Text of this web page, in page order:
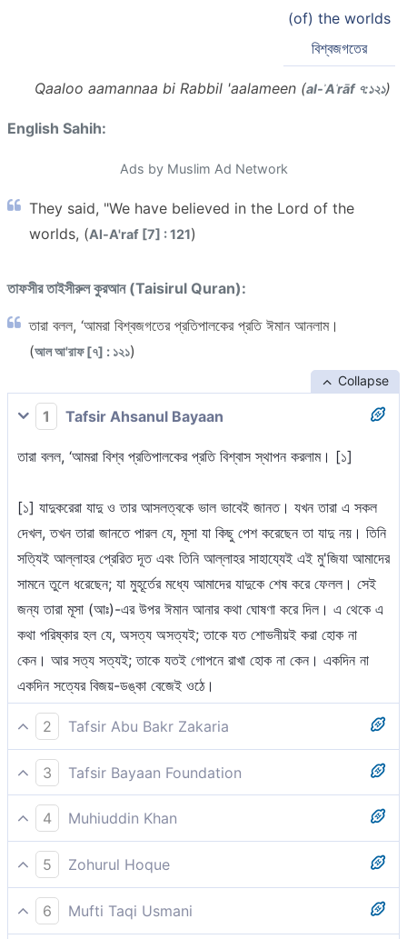
(of) the worlds
বিশ্বজগতের
Qaaloo aamannaa bi Rabbil 'aalameen (al-ʾAʿrāf ৭:১২১)
English Sahih:
Ads by Muslim Ad Network
They said, "We have believed in the Lord of the
worlds, (Al-A'raf [7] : 121)
তাফসীর তাইসীরুল কুরআন (Taisirul Quran):
তারা বলল, ‘আমরা বিশ্বজগতের প্রতিপালকের প্রতি ঈমান আনলাম।
(আল আ'রাফ [৭] : ১২১)
Collapse
1 Tafsir Ahsanul Bayaan
তারা বলল, ‘আমরা বিশ্ব প্রতিপালকের প্রতি বিশ্বাস স্থাপন করলাম। [১]
[১] যাদুকরেরা যাদু ও তার আসলত্বকে ভাল ভাবেই জানত। যখন তারা এ সকল
দেখল, তখন তারা জানতে পারল যে, মূসা যা কিছু পেশ করেছেন তা যাদু নয়। তিনি
সত্যিই আল্লাহর প্রেরিত দূত এবং তিনি আল্লাহর সাহায্যেই এই মু'জিযা আমাদের
সামনে তুলে ধরেছেন; যা মুহূর্তের মধ্যে আমাদের যাদুকে শেষ করে ফেলল। সেই
জন্য তারা মূসা (আঃ)-এর উপর ঈমান আনার কথা ঘোষণা করে দিল। এ থেকে এ
কথা পরিষ্কার হল যে, অসত্য অসত্যই; তাকে যত শোভনীয়ই করা হোক না
কেন। আর সত্য সত্যই; তাকে যতই গোপনে রাখা হোক না কেন। একদিন না
একদিন সত্যের বিজয়-ডঙ্কা বেজেই ওঠে।
2 Tafsir Abu Bakr Zakaria
তারা বলল, ‘আমরা ঈমান আনলাম সৃষ্টিকুলের রবের প্রতি’।
3 Tafsir Bayaan Foundation
তারা বলল, ‘আমরা সকল সৃষ্টির রবের প্রতি ঈমান আনলাম,
4 Muhiuddin Khan
বলল, আমরা ঈমান আনছি মহা বিশ্বের পরওয়ারদেগারের প্রতি।
5 Zohurul Hoque
তারা বললে -- ''আমরা ঈমান আনলাম বিশ্বজগতের প্রভুর প্রতি --
6 Mufti Taqi Usmani